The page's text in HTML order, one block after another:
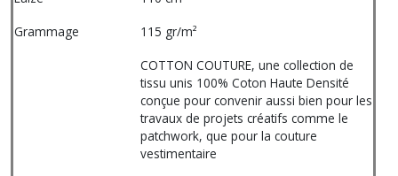
Grammage
115 gr/m²
COTTON COUTURE, une collection de
tissu unis 100% Coton Haute Densité
conçue pour convenir aussi bien pour les
travaux de projets créatifs comme le
patchwork, que pour la couture
vestimentaire